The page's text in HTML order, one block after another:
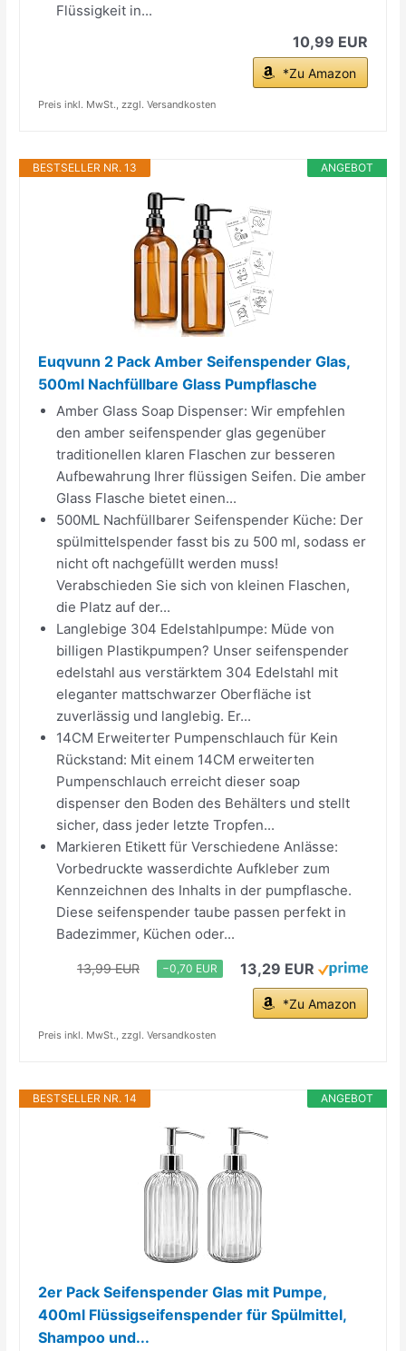
Flüssigkeit in...
10,99 EUR
*Zu Amazon
Preis inkl. MwSt., zzgl. Versandkosten
ANGEBOT
BESTSELLER NR. 13
Euqvunn 2 Pack Amber Seifenspender Glas,
500ml Nachfüllbare Glass Pumpflasche
Amber Glass Soap Dispenser: Wir empfehlen
den amber seifenspender glas gegenüber
traditionellen klaren Flaschen zur besseren
Aufbewahrung Ihrer flüssigen Seifen. Die amber
Glass Flasche bietet einen...
500ML Nachfüllbarer Seifenspender Küche: Der
spülmittelspender fasst bis zu 500 ml, sodass er
nicht oft nachgefüllt werden muss!
Verabschieden Sie sich von kleinen Flaschen,
die Platz auf der...
Langlebige 304 Edelstahlpumpe: Müde von
billigen Plastikpumpen? Unser seifenspender
edelstahl aus verstärktem 304 Edelstahl mit
eleganter mattschwarzer Oberfläche ist
zuverlässig und langlebig. Er...
14CM Erweiterter Pumpenschlauch für Kein
Rückstand: Mit einem 14CM erweiterten
Pumpenschlauch erreicht dieser soap
dispenser den Boden des Behälters und stellt
sicher, dass jeder letzte Tropfen...
Markieren Etikett für Verschiedene Anlässe:
Vorbedruckte wasserdichte Aufkleber zum
Kennzeichnen des Inhalts in der pumpflasche.
Diese seifenspender taube passen perfekt in
Badezimmer, Küchen oder...
13,99 EUR −0,70 EUR 13,29 EUR
*Zu Amazon
Preis inkl. MwSt., zzgl. Versandkosten
ANGEBOT
BESTSELLER NR. 14
2er Pack Seifenspender Glas mit Pumpe,
400ml Flüssigseifenspender für Spülmittel,
Shampoo und...